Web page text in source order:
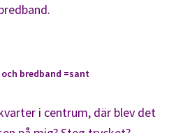
och bredband =sant
i centrum, där blev det